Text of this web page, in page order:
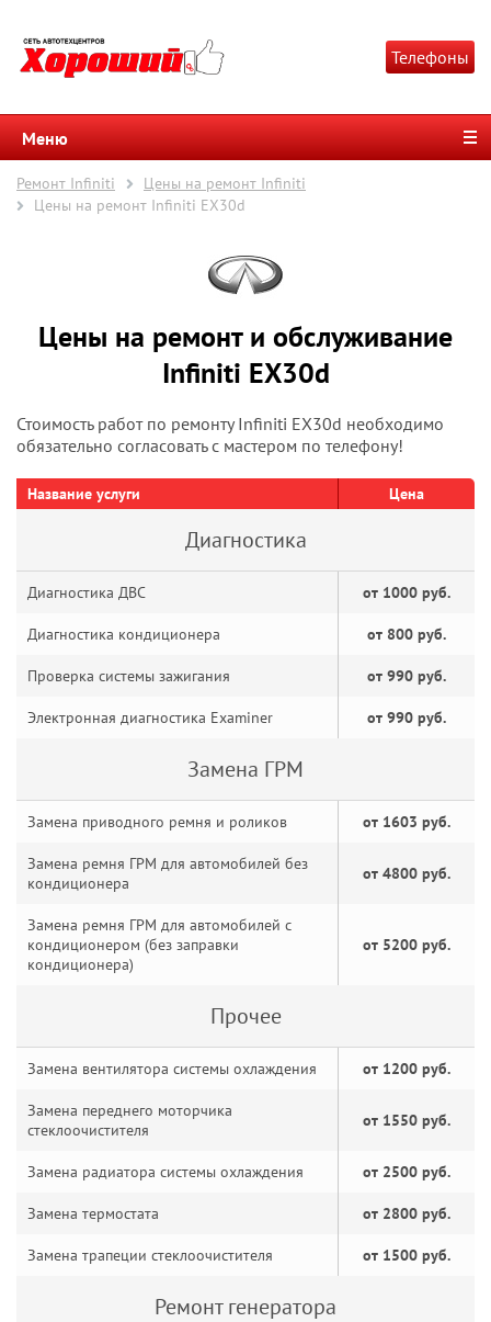
Телефоны
Меню
Ремонт Infiniti
Цены на ремонт Infiniti
Цены на ремонт Infiniti EX30d
Цены на ремонт и обслуживание
Infiniti EX30d
Стоимость работ по ремонту Infiniti EX30d необходимо
обязательно согласовать с мастером по телефону!
Название услуги Цена
Диагностика
Диагностика ДВС от 1000 руб.
Диагностика кондиционера от 800 руб.
Проверка системы зажигания от 990 руб.
Электронная диагностика Examiner от 990 руб.
Замена ГРМ
Замена приводного ремня и роликов от 1603 руб.
Замена ремня ГРМ для автомобилей без
кондиционера
от 4800 руб.
Замена ремня ГРМ для автомобилей с
кондиционером (без заправки
кондиционера)
от 5200 руб.
Прочее
Замена вентилятора системы охлаждения от 1200 руб.
Замена переднего моторчика
стеклоочистителя
от 1550 руб.
Замена радиатора системы охлаждения от 2500 руб.
Замена термостата от 2800 руб.
Замена трапеции стеклоочистителя от 1500 руб.
Ремонт генератора